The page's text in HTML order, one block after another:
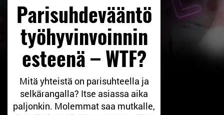
Parisuhdevääntö
työhyvinvoinnin
esteenä – WTF?
Mitä yhteistä on parisuhteella ja
selkärangalla? Itse asiassa aika
paljonkin. Molemmat saa mutkalle,